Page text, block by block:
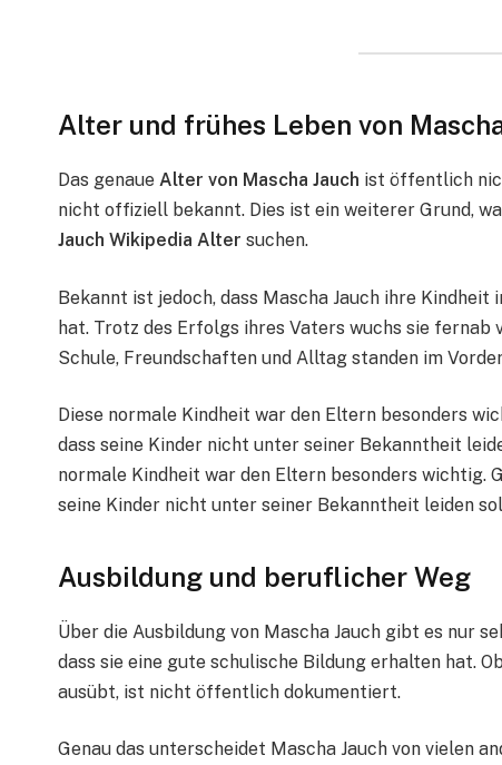
Alter und frühes Leben von
Das genaue Alter von Mascha Jauch ist öffentlich
nicht offiziell bekannt. Dies ist ein weiterer Grund,
Jauch Wikipedia Alter suchen.
Bekannt ist jedoch, dass Mascha Jauch ihre
hat. Trotz des Erfolgs ihres Vaters wuchs sie fernab
Schule, Freundschaften und Alltag standen im
Diese normale Kindheit war den Eltern besonders
dass seine Kinder nicht unter seiner Bekanntheit
normale Kindheit war den Eltern besonders wichtig.
seine Kinder nicht unter seiner Bekanntheit leiden
Ausbildung und beruflicher Weg
Über die Ausbildung von Mascha Jauch gibt es nur
dass sie eine gute schulische Bildung erhalten hat.
ausübt, ist nicht öffentlich dokumentiert.
Genau das unterscheidet Mascha Jauch von vielen